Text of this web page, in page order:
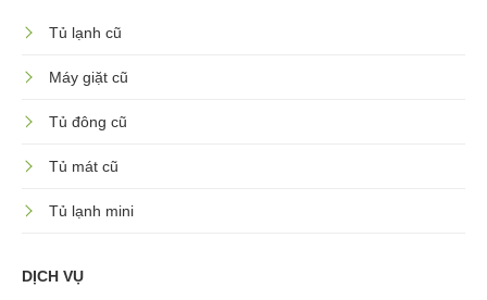
Tủ lạnh cũ
Máy giặt cũ
Tủ đông cũ
Tủ mát cũ
Tủ lạnh mini
DỊCH VỤ